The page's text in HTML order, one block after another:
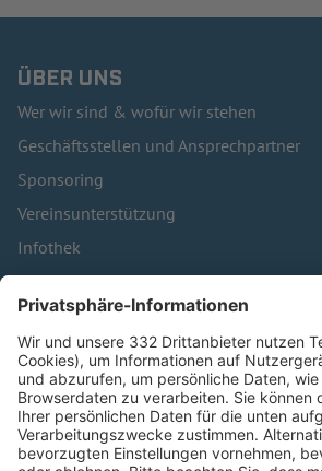
ÜBER UNS
Wer wir sind & wofür wir stehen
Geschäftsstellen und Ansprechpartner
Sponsoring
Vereinsunterstützung
Infothek
Kontakt
HÄUFIG BESUCHTE SEITEN
Pässe und Vereinswechsel
Trainerausbildung
Schulungsangebot Vereinsmitarbeiter